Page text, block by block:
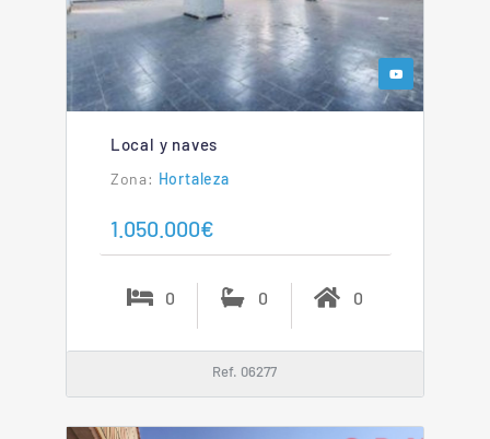
Local y naves
Hortaleza
1.050.000€
0 0 0
Ref. 06277